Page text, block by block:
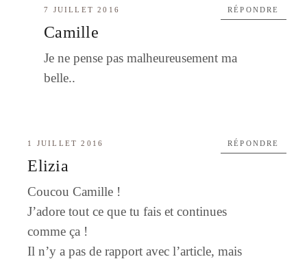
7 JUILLET 2016
Camille
Je ne pense pas malheureusement ma
belle..
RÉPONDRE
1 JUILLET 2016
Elizia
Coucou Camille !
J’adore tout ce que tu fais et continues
comme ça !
Il n’y a pas de rapport avec l’article, mais
RÉPONDRE